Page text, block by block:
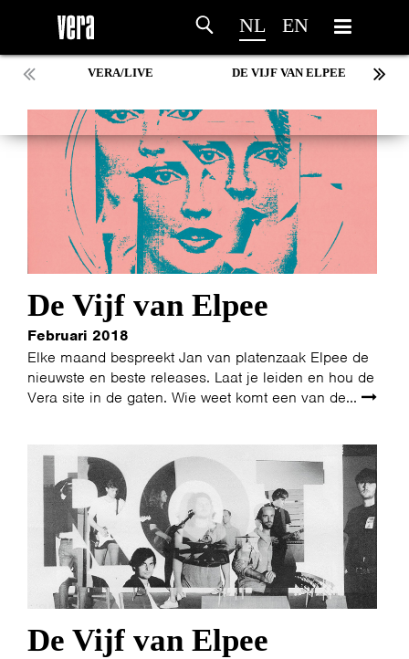
NL EN
VERA/LIVE DE VIJF VAN ELPEE
De Vijf van Elpee
Februari 2018
Elke maand bespreekt Jan van platenzaak Elpee de
nieuwste en beste releases. Laat je leiden en hou de
Vera site in de gaten. Wie weet komt een van de...
De Vijf van Elpee